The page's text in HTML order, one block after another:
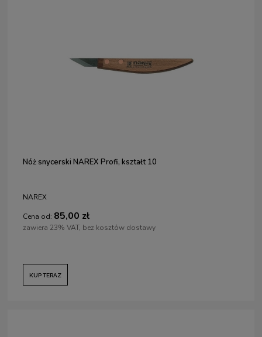
Nóż snycerski NAREX Profi, kształt 10
NAREX
Cena od: 85,00 zł
zawiera 23% VAT, bez kosztów dostawy
KUP TERAZ